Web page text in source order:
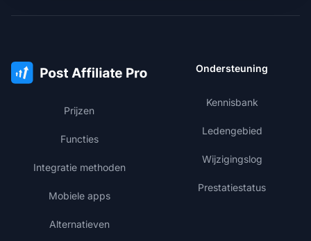
Prijzen
Functies
Integratie methoden
Mobiele apps
Alternatieven
Ondersteuning
Kennisbank
Ledengebied
Wijzigingslog
Prestatiestatus